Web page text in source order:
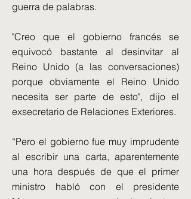
guerra de palabras.
"Creo que el gobierno francés se
equivocó bastante al desinvitar al
Reino Unido (a las conversaciones)
porque obviamente el Reino Unido
necesita ser parte de esto", dijo el
exsecretario de Relaciones Exteriores.
“Pero el gobierno fue muy imprudente
al escribir una carta, aparentemente
una hora después de que el primer
ministro habló con el presidente